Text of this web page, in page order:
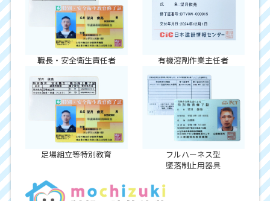
職長・安全衛生責任者 有機溶剤作業主任者
足場組立等特別教育
フルハーネス型
墜落制止用器具